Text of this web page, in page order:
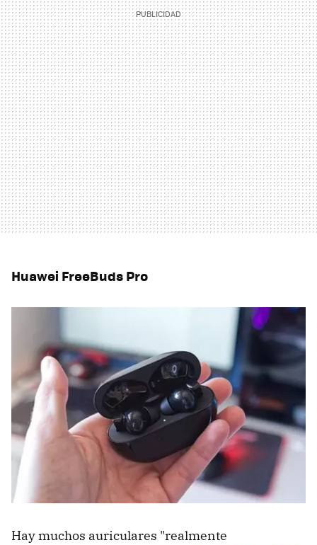
Huawei FreeBuds Pro
Hay muchos auriculares "realmente